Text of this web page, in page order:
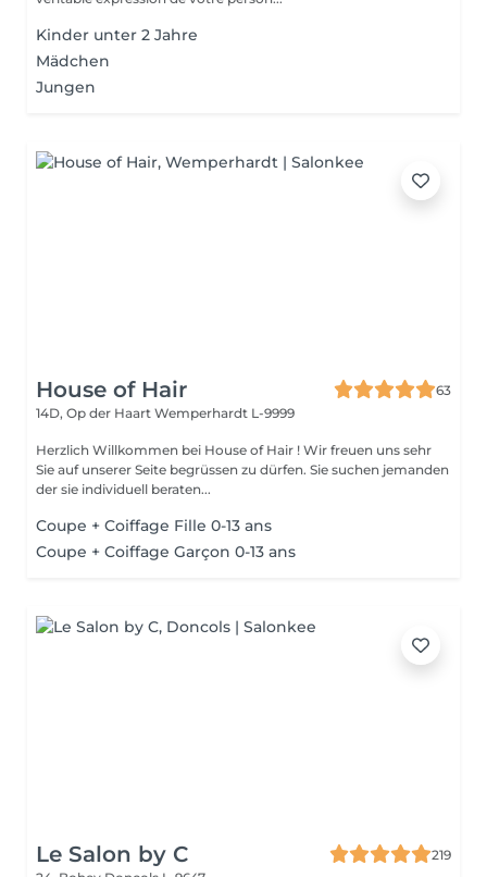
Kinder unter 2 Jahre
Mädchen
Jungen
House of Hair
63
14D, Op der Haart Wemperhardt L-9999
Herzlich Willkommen bei House of Hair ! Wir freuen uns sehr
Sie auf unserer Seite begrüssen zu dürfen. Sie suchen jemanden
der sie individuell beraten...
Coupe + Coiffage Fille 0-13 ans
Coupe + Coiffage Garçon 0-13 ans
Le Salon by C
219